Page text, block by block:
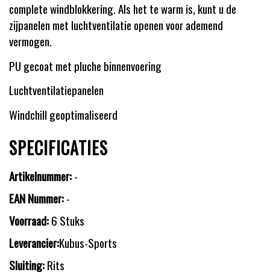
complete windblokkering. Als het te warm is, kunt u de
zijpanelen met luchtventilatie openen voor ademend
vermogen.
PU gecoat met pluche binnenvoering
Luchtventilatiepanelen
Windchill geoptimaliseerd
SPECIFICATIES
Artikelnummer:-
EAN Nummer:-
Voorraad:6 Stuks
Leverancier:Kubus-Sports
Sluiting:Rits